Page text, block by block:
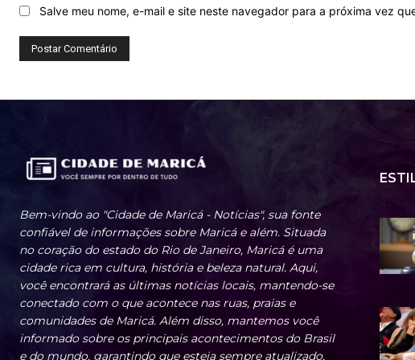
Salve meu nome, e-mail e site neste navegador para a próxima vez
Bem-vindo ao "Cidade de Maricá - Notícias", sua fonte
confiável de informações sobre Maricá e além. Situada
no coração do estado do Rio de Janeiro, Maricá é uma
cidade rica em cultura, história e beleza natural. Aqui,
você encontrará as últimas notícias locais, mantendo-se
conectado com o que acontece nas ruas, praias e
comunidades de Maricá. Além disso, mantemos você
informado sobre os principais acontecimentos do Brasil
e do mundo, garantindo que esteja sempre atualizado,